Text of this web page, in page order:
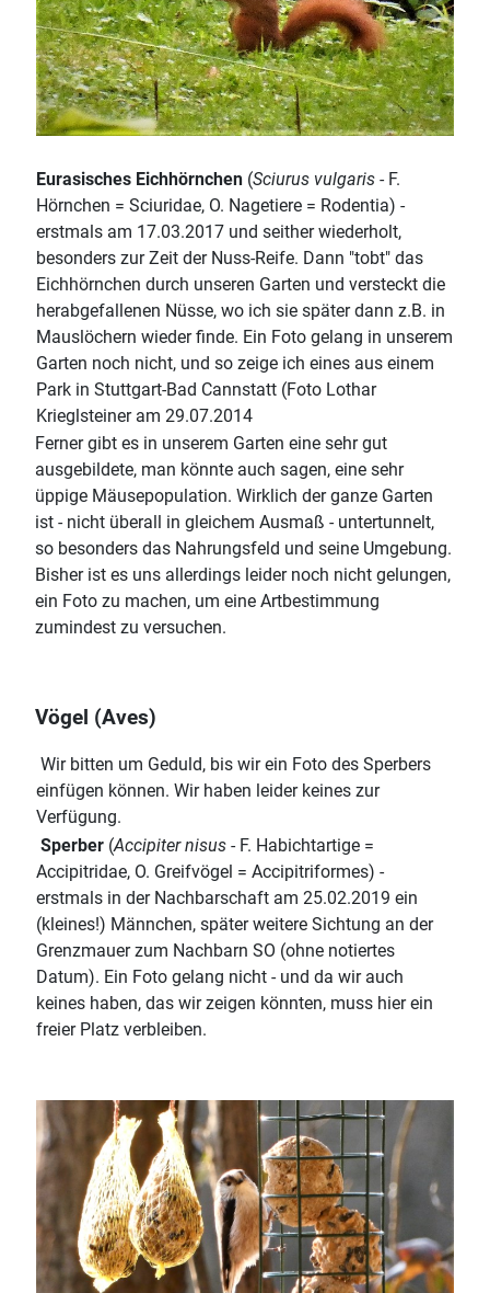
Eurasisches Eichhörnchen (Sciurus vulgaris - F.
Hörnchen = Sciuridae, O. Nagetiere = Rodentia) -
erstmals am 17.03.2017 und seither wiederholt,
besonders zur Zeit der Nuss-Reife. Dann "tobt" das
Eichhörnchen durch unseren Garten und versteckt die
herabgefallenen Nüsse, wo ich sie später dann z.B. in
Mauslöchern wieder finde. Ein Foto gelang in unserem
Garten noch nicht, und so zeige ich eines aus einem
Park in Stuttgart-Bad Cannstatt (Foto Lothar
Krieglsteiner am 29.07.2014
Ferner gibt es in unserem Garten eine sehr gut
ausgebildete, man könnte auch sagen, eine sehr
üppige Mäusepopulation. Wirklich der ganze Garten
ist - nicht überall in gleichem Ausmaß - untertunnelt,
so besonders das Nahrungsfeld und seine Umgebung.
Bisher ist es uns allerdings leider noch nicht gelungen,
ein Foto zu machen, um eine Artbestimmung
zumindest zu versuchen.
Vögel (Aves)
Wir bitten um Geduld, bis wir ein Foto des Sperbers
einfügen können. Wir haben leider keines zur
Verfügung.
Sperber (Accipiter nisus - F. Habichtartige =
Accipitridae, O. Greifvögel = Accipitriformes) -
erstmals in der Nachbarschaft am 25.02.2019 ein
(kleines!) Männchen, später weitere Sichtung an der
Grenzmauer zum Nachbarn SO (ohne notiertes
Datum). Ein Foto gelang nicht - und da wir auch
keines haben, das wir zeigen könnten, muss hier ein
freier Platz verbleiben.